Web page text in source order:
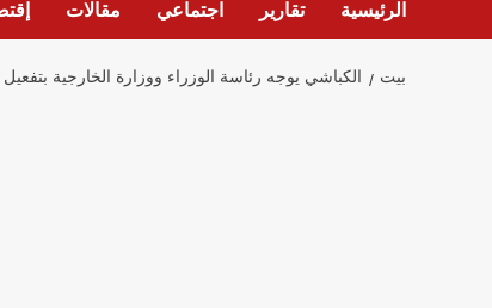
الرئيسية تقارير اجتماعي مقالات
بيت الكباشي يوجه رئاسة الوزراء ووزارة الخارجية